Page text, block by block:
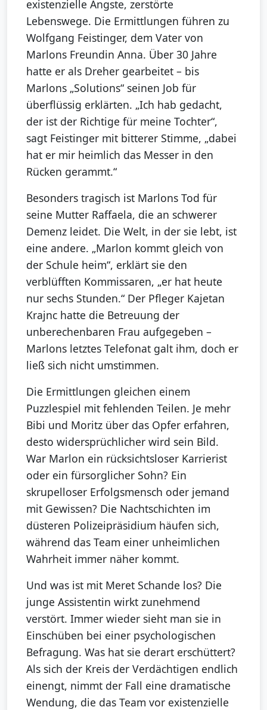
existenzielle Ängste, zerstörte
Lebenswege. Die Ermittlungen führen zu
Wolfgang Feistinger, dem Vater von
Marlons Freundin Anna. Über 30 Jahre
hatte er als Dreher gearbeitet – bis
Marlons „Solutions“ seinen Job für
überflüssig erklärten. „Ich hab gedacht,
der ist der Richtige für meine Tochter“,
sagt Feistinger mit bitterer Stimme, „dabei
hat er mir heimlich das Messer in den
Rücken gerammt.“
Besonders tragisch ist Marlons Tod für
seine Mutter Raffaela, die an schwerer
Demenz leidet. Die Welt, in der sie lebt, ist
eine andere. „Marlon kommt gleich von
der Schule heim“, erklärt sie den
verblüfften Kommissaren, „er hat heute
nur sechs Stunden.“ Der Pfleger Kajetan
Krajnc hatte die Betreuung der
unberechenbaren Frau aufgegeben –
Marlons letztes Telefonat galt ihm, doch er
ließ sich nicht umstimmen.
Die Ermittlungen gleichen einem
Puzzlespiel mit fehlenden Teilen. Je mehr
Bibi und Moritz über das Opfer erfahren,
desto widersprüchlicher wird sein Bild.
War Marlon ein rücksichtsloser Karrierist
oder ein fürsorglicher Sohn? Ein
skrupelloser Erfolgsmensch oder jemand
mit Gewissen? Die Nachtschichten im
düsteren Polizeipräsidium häufen sich,
während das Team einer unheimlichen
Wahrheit immer näher kommt.
Und was ist mit Meret Schande los? Die
junge Assistentin wirkt zunehmend
verstört. Immer wieder sieht man sie in
Einschüben bei einer psychologischen
Befragung. Was hat sie derart erschüttert?
Als sich der Kreis der Verdächtigen endlich
einengt, nimmt der Fall eine dramatische
Wendung, die das Team vor existenzielle